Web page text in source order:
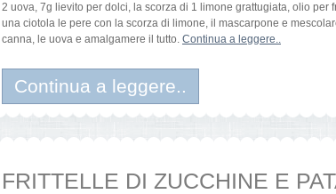
2 uova, 7g lievito per dolci, la scorza di 1 limone grattugiata, olio per
una ciotola le pere con la scorza di limone, il mascarpone e
canna, le uova e amalgamere il tutto. Continua a leggere..
Continua a leggere..
FRITTELLE DI ZUCCHINE E